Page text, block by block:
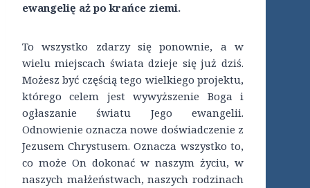
ewangelię aż po krańce ziemi.
To wszystko zdarzy się ponownie, a w
wielu miejscach świata dzieje się już dziś.
Możesz być częścią tego wielkiego projektu,
którego celem jest wywyższenie Boga i
ogłaszanie światu Jego ewangelii.
Odnowienie oznacza nowe doświadczenie z
Jezusem Chrystusem. Oznacza wszystko to,
co może On dokonać w naszym życiu, w
naszych małżeństwach, naszych rodzinach